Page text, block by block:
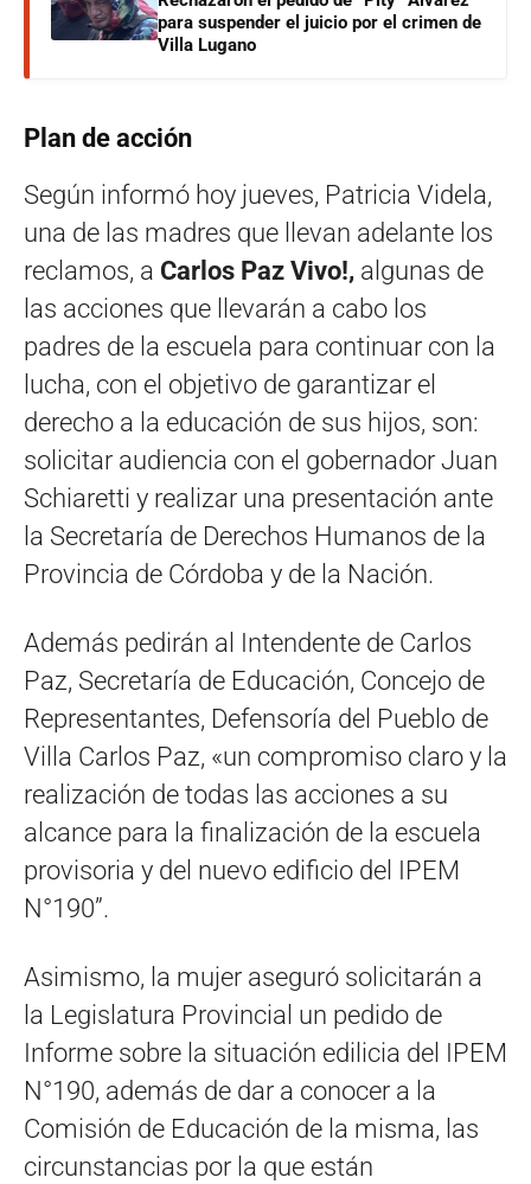
para suspender el juicio por el crimen de
Villa Lugano
Plan de acción
Según informó hoy jueves, Patricia Videla,
una de las madres que llevan adelante los
reclamos, a Carlos Paz Vivo!, algunas de
las acciones que llevarán a cabo los
padres de la escuela para continuar con la
lucha, con el objetivo de garantizar el
derecho a la educación de sus hijos, son:
solicitar audiencia con el gobernador Juan
Schiaretti y realizar una presentación ante
la Secretaría de Derechos Humanos de la
Provincia de Córdoba y de la Nación.
Además pedirán al Intendente de Carlos
Paz, Secretaría de Educación, Concejo de
Representantes, Defensoría del Pueblo de
Villa Carlos Paz, «un compromiso claro y la
realización de todas las acciones a su
alcance para la finalización de la escuela
provisoria y del nuevo edificio del IPEM
N°190”.
Asimismo, la mujer aseguró solicitarán a
la Legislatura Provincial un pedido de
Informe sobre la situación edilicia del IPEM
N°190, además de dar a conocer a la
Comisión de Educación de la misma, las
circunstancias por la que están